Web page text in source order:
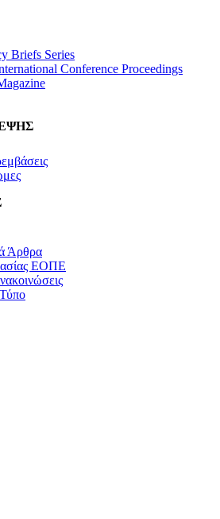
Briefs Series
Conference Proceedings
Άρθρα
ΕΟΠΕ